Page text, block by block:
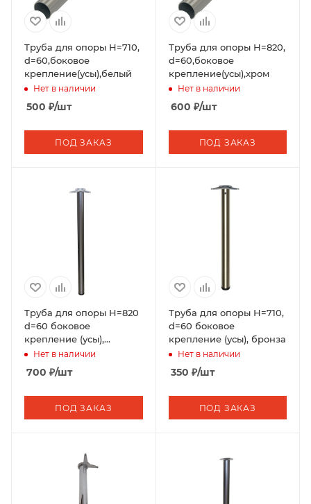
Труба для опоры Н=710,
d=60,боковое
крепление(усы),белый
Нет в наличии
500 ₽/шт
ПОД ЗАКАЗ
Труба для опоры Н=820,
d=60,боковое
крепление(усы),хром
Нет в наличии
600 ₽/шт
ПОД ЗАКАЗ
Труба для опоры H=820
d=60 боковое
крепление (усы),
серебро
Нет в наличии
700 ₽/шт
ПОД ЗАКАЗ
Труба для опоры Н=710,
d=60 боковое
крепление (усы), бронза
Нет в наличии
350 ₽/шт
ПОД ЗАКАЗ